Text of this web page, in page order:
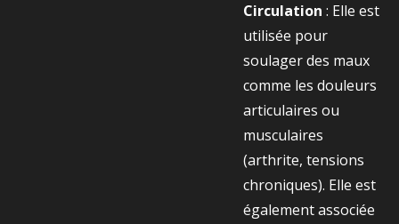
Circulation : Elle est
utilisée pour
soulager des maux
comme les douleurs
articulaires ou
musculaires
(arthrite, tensions
chroniques). Elle est
également associée